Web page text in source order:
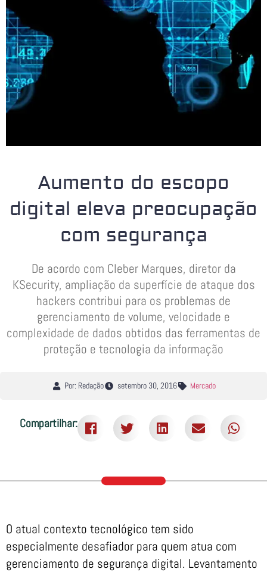
Aumento do escopo
digital eleva preocupação
com segurança
De acordo com Cleber Marques, diretor da
KSecurity, ampliação da superfície de ataque dos
hackers contribui para os problemas de
gerenciamento de volume, velocidade e
complexidade de dados obtidos das ferramentas de
proteção e tecnologia da informação
Por: Redação setembro 30, 2016 Mercado
Compartilhar:
O atual contexto tecnológico tem sido
especialmente desafiador para quem atua com
gerenciamento de segurança digital. Levantamento